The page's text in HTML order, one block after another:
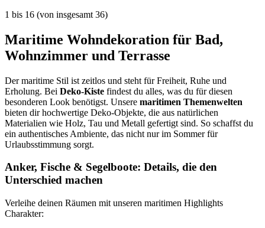
1 bis 16 (von insgesamt 36)
Maritime Wohndekoration für Bad,
Wohnzimmer und Terrasse
Der maritime Stil ist zeitlos und steht für Freiheit, Ruhe und
Erholung. Bei Deko-Kiste findest du alles, was du für diesen
besonderen Look benötigst. Unsere maritimen Themenwelten
bieten dir hochwertige Deko-Objekte, die aus natürlichen
Materialien wie Holz, Tau und Metall gefertigt sind. So schaffst du
ein authentisches Ambiente, das nicht nur im Sommer für
Urlaubsstimmung sorgt.
Anker, Fische & Segelboote: Details, die den
Unterschied machen
Verleihe deinen Räumen mit unseren maritimen Highlights
Charakter: